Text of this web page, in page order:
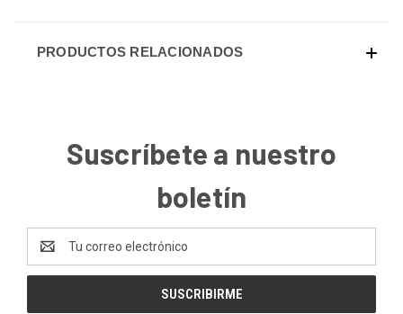
PRODUCTOS RELACIONADOS
Suscríbete a nuestro
boletín
de
correo